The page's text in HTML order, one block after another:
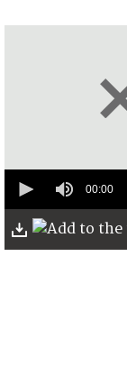
seconds
minutes,
16
00:00